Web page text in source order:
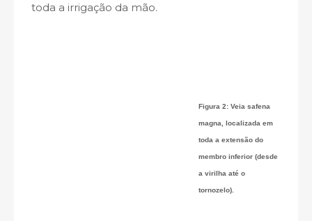
toda a irrigação da mão.
Figura 2: Veia safena
magna, localizada em
toda a extensão do
membro inferior (desde
a virilha até o
tornozelo).